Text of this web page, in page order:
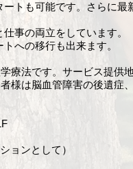
トも可能です。さらに最
事の両立をしています。
への移行も出来ます。
療法です。サービス提供
様は脳血管障害の後遺症
ョンとして）